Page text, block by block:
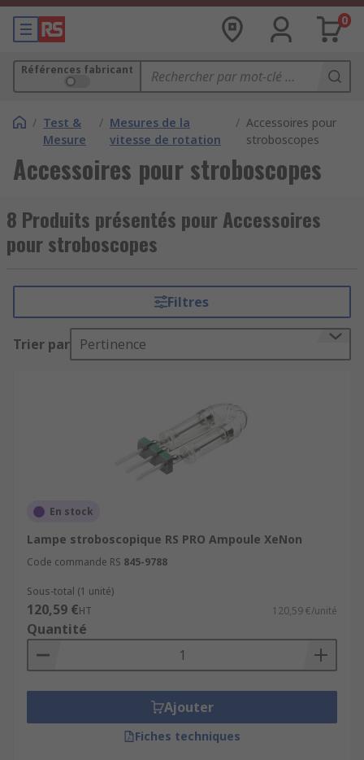
0
Références fabricant
/ Test &
Mesure
/ Mesures de la
vitesse de rotation
/ Accessoires pour
stroboscopes
Accessoires pour stroboscopes
8 Produits présentés pour Accessoires
pour stroboscopes
Filtres
Trier par Pertinence
En stock
Lampe stroboscopique RS PRO Ampoule XeNon
Code commande RS 845-9788
Sous-total (1 unité)
120,59 €HT 120,59 €/unité
Quantité
Ajouter
Fiches techniques